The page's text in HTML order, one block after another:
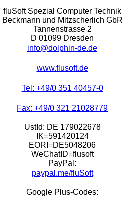
fluSoft Spezial Computer Technik
Beckmann und Mitzscherlich GbR
Tannenstrasse 2
D 01099 Dresden
info@dolphin-de.de
www.flusoft.de
Tel: +49/0 351 40457-0
Fax: +49/0 321 21028779
UstId: DE 179022678
IK=591420124
EORI=DE5048206
WeChatID=flusoft
PayPal:
paypal.me/fluSoft
Google Plus-Codes: